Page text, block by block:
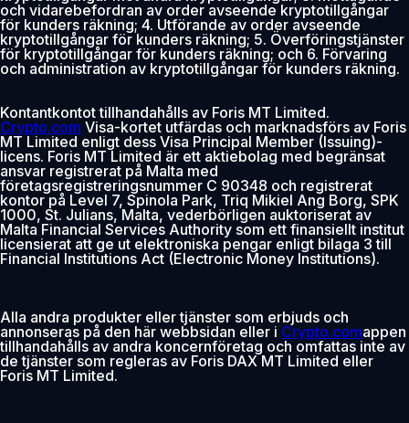
och vidarebefordran av order avseende kryptotillgångar
för kunders räkning; 4. Utförande av order avseende
kryptotillgångar för kunders räkning; 5. Överföringstjänster
för kryptotillgångar för kunders räkning; och 6. Förvaring
och administration av kryptotillgångar för kunders räkning.
Kontantkontot tillhandahålls av Foris MT Limited.
Crypto.com Visa-kortet utfärdas och marknadsförs av Foris
MT Limited enligt dess Visa Principal Member (Issuing)-
licens. Foris MT Limited är ett aktiebolag med begränsat
ansvar registrerat på Malta med
företagsregistreringsnummer C 90348 och registrerat
kontor på Level 7, Spinola Park, Triq Mikiel Ang Borg, SPK
1000, St. Julians, Malta, vederbörligen auktoriserat av
Malta Financial Services Authority som ett finansiellt institut
licensierat att ge ut elektroniska pengar enligt bilaga 3 till
Financial Institutions Act (Electronic Money Institutions).
Alla andra produkter eller tjänster som erbjuds och
annonseras på den här webbsidan eller i Crypto.comappen
tillhandahålls av andra koncernföretag och omfattas inte av
de tjänster som regleras av Foris DAX MT Limited eller
Foris MT Limited.